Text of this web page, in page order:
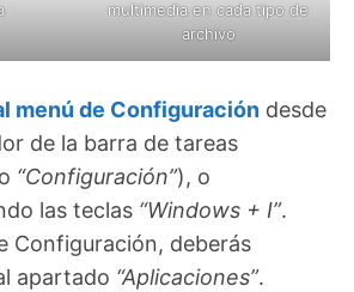
multimedia en cada tipo de
archivo
menú de Configuración desde
de la barra de tareas
“Configuración”), o
las teclas “Windows + I”.
Configuración, deberás
apartado “Aplicaciones”.